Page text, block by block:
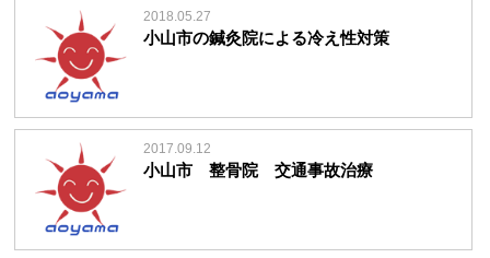
2018.05.27
小山市の鍼灸院による冷え性対策
2017.09.12
小山市 整骨院 交通事故治療